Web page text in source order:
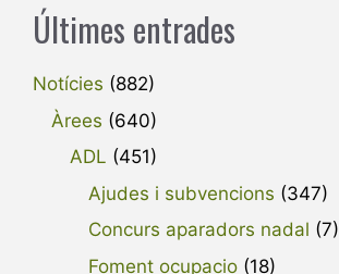
Últimes entrades
Notícies (882)
Àrees (640)
ADL (451)
Ajudes i subvencions (347)
Concurs aparadors nadal (7)
Foment ocupacio (18)